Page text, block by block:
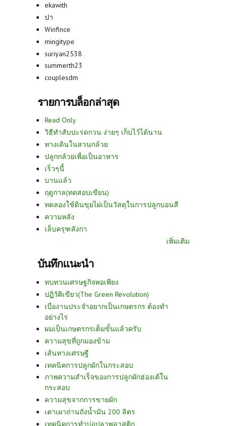
ekawith
ปา
Winfince
mingitype
suriyan2538
summerth23
couplesdm
รายการบล็อกล่าสุด
Read Only
วิธีทำสับปะรดกวน ง่ายๆ เก็บไว้ได้นาน
ทางเดินในสวนกล้วย
ปลูกกล้วยเพื่อเป็นอาหาร
เร็วๆนี้
บานแล้ว
ฤดูกาล(ทดสอบเขียน)
ทดลองใช้ดินขุยไผ่เป็นวัสดุในการปลูกบอนสี
ความหลัง
เล็บครุฑลังกา
เพิ่มเติม
บันทึกแนะนำ
ทบทวนเศรษฐกิจพอเพียง
ปฏิวัติเขียว(The Green Revolution)
เบื่องานประจำอยากเป็นเกษตรกร ต้องทำ
อย่างไร
ผมเป็นเกษตรกรเต็มขั้นแล้วครับ
ความสุขที่ถูกมองข้าม
เส้นทางเศรษฐี
เทคนิคการปลูกผักในกระสอบ
ภาพความสำเร็จของการปลูกผักฮ่องเต้ใน
กระสอบ
ความสุขจากการขายผัก
เตาเผาถ่านถังน้ำมัน 200 ลิตร
เทคนิคการทำบ่อปลาพลาสติก